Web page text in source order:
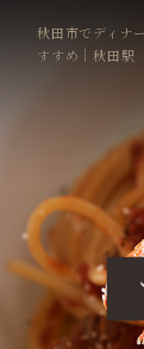
秋田市でディナ
すすめ｜秋田駅